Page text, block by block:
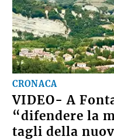
CRONACA
VIDEO- A
“difendere la
tagli della